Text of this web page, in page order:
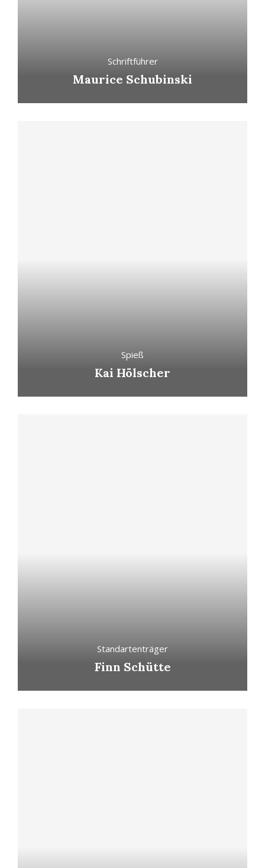
Schriftführer
Maurice Schubinski
Spieß
Kai Hölscher
Standartenträger
Finn Schütte